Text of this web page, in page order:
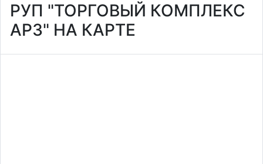
РУП "ТОРГОВЫЙ КОМПЛЕКС
АРЗ" НА КАРТЕ